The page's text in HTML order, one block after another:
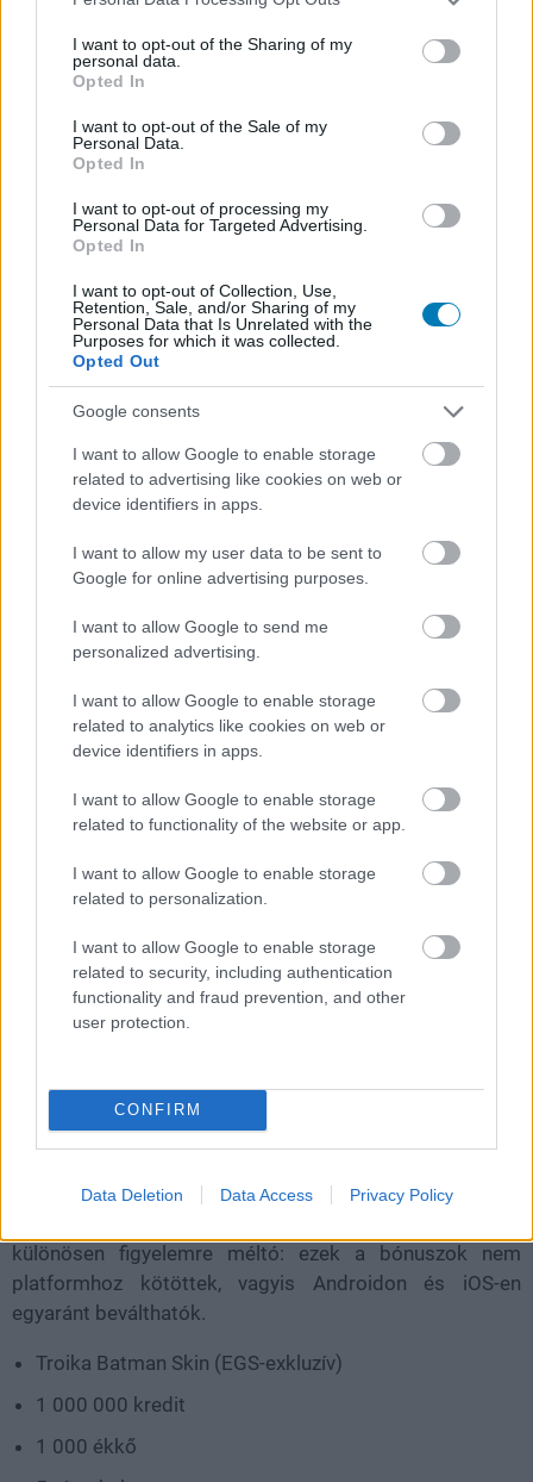
not limited to your visit or usage behaviour. You may click to
grant or deny consent to Google and its third-party tags to
use your data for below specified purposes in below Google
consent section.
I want to opt-out of the Sharing of my
personal data.
Opted In
I want to opt-out of the Sale of my
Personal Data.
Opted In
I want to opt-out of processing my
Personal Data for Targeted Advertising.
Opted In
I want to opt-out of Collection, Use,
Retention, Sale, and/or Sharing of my
Personal Data that Is Unrelated with the
Purposes for which it was collected.
Opted Out
Google consents
I want to allow Google to enable storage
related to advertising like cookies on web or
device identifiers in apps.
I want to allow my user data to be sent to
Google for online advertising purposes.
I want to allow Google to send me
personalized advertising.
I want to allow Google to enable storage
related to analytics like cookies on web or
device identifiers in apps.
I want to allow Google to enable storage
related to functionality of the website or app.
I want to allow Google to enable storage
related to personalization.
I want to allow Google to enable storage
related to security, including authentication
functionality and fraud prevention, and other
user protection.
CONFIRM
Data Deletion Data Access Privacy Policy
Hozzászólások
Már tölthető az Epic Games
Store ingyenes mobiljátéka
Chavalier|2025 június 13. 21:37
kiegészítette az ajándékot.
Unmute Loaded:
Kétségtelenül nagyobb figyelmet kapnak az Epic Games
piacán is aktív, ahol a korábban már bevált taktikát
alkalmazza: ingyen osztogatott ajándékokkal igyekszik
minél több felhasználót, potenciális vásárlót magához
édesgetni. Ez alkalommal a népszerű logikai játék, a
Shapezkerült be a szokásos heti kínálatba.
A piactér mellé csapott még 70 dollár értékű extra
különösen figyelemre méltó: ezek a bónuszok nem
platformhoz kötöttek, vagyis Androidon és iOS-en
egyaránt beválthatók.
Troika Batman Skin (EGS-exkluzív)
1 000 000 kredit
1 000 ékkő